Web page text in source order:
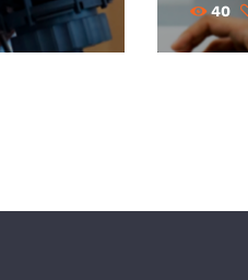
40